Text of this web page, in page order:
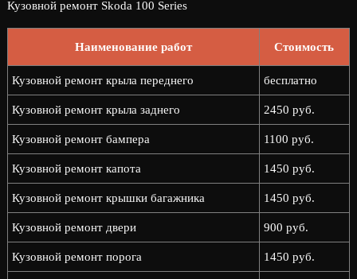
Кузовной ремонт Skoda 100 Series
Наименование работ Стоимость
Кузовной ремонт крыла переднего бесплатно
Кузовной ремонт крыла заднего 2450 руб.
Кузовной ремонт бампера 1100 руб.
Кузовной ремонт капота 1450 руб.
Кузовной ремонт крышки багажника 1450 руб.
Кузовной ремонт двери 900 руб.
Кузовной ремонт порога 1450 руб.